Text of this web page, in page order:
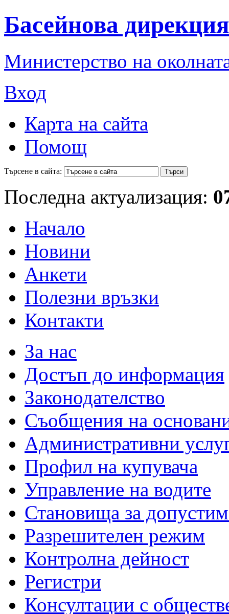
Басейнова
Министерство на
Вход
Карта на сайта
Помощ
Търсене в сайта:
Последна актуализация:
Начало
Новини
Анкети
Полезни връзки
Контакти
За нас
Достъп до информация
Законодателство
Съобщения на
Административни
Профил на купувача
Управление на водите
Становища за
Разрешителен режим
Контролна дейност
Регистри
Консултации с